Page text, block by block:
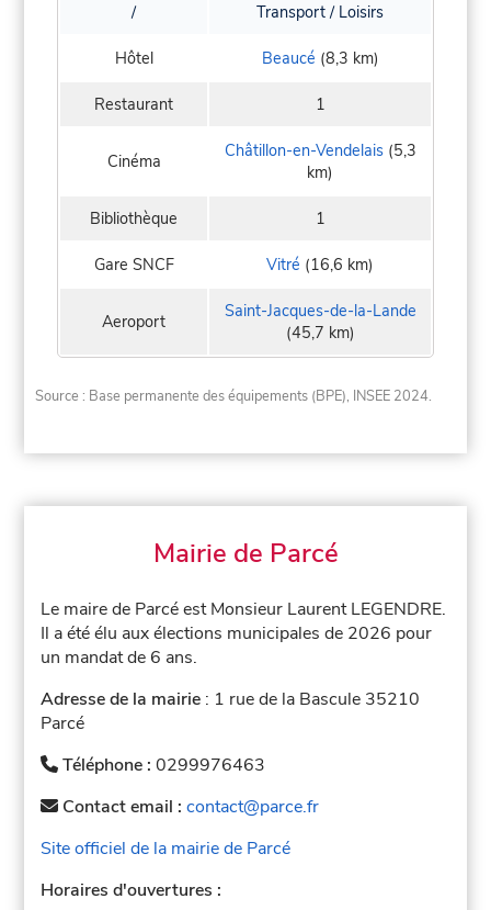
/ Transport / Loisirs
Hôtel Beaucé (8,3 km)
Restaurant 1
Cinéma Châtillon-en-Vendelais(5,3
km)
Bibliothèque 1
Gare SNCF Vitré (16,6 km)
Aeroport
Saint-Jacques-de-la-Lande
(45,7 km)
Source : Base permanente des équipements (BPE), INSEE 2024.
Mairie de Parcé
Le maire de Parcé est Monsieur Laurent LEGENDRE.
Il a été élu aux élections municipales de 2026 pour
un mandat de 6 ans.
Adresse de la mairie : 1 rue de la Bascule 35210
Parcé
Téléphone :0299976463
Contact email :contact@parce.fr
Site officiel de la mairie de Parcé
Horaires d'ouvertures :